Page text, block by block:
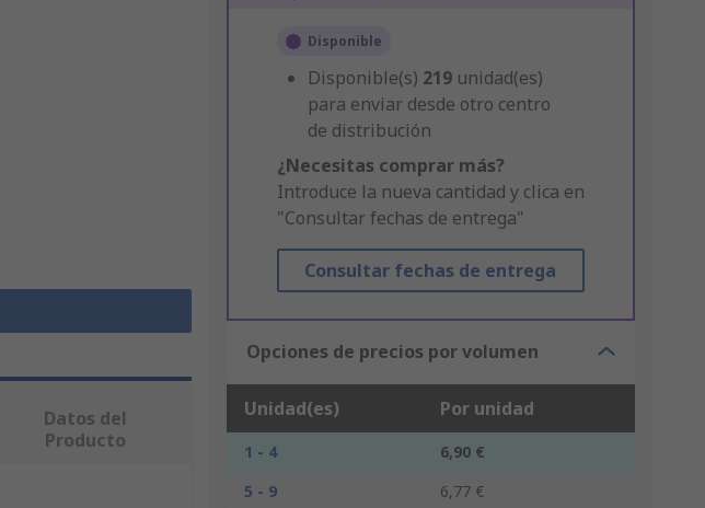
Disponible
Disponible(s) 219 unidad(es)
para enviar desde otro centro
de distribución
¿Necesitas comprar más?
Introduce la nueva cantidad y clica en
"Consultar fechas de entrega"
Consultar fechas de entrega
Opciones de precios por volumen
Unidad(es) Por unidad
1 - 4
6,90 €
5 - 9
6,77 €
Datos del
Producto